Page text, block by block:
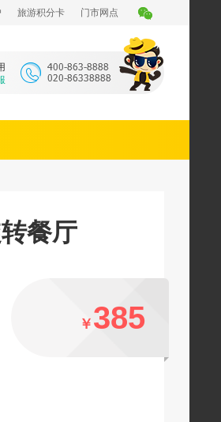
旅游积分卡 门市网点
餐厅
￥ 385